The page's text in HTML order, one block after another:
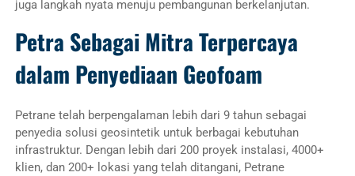
juga langkah nyata menuju pembangunan berkelanjutan.
Petra Sebagai Mitra Terpercaya
dalam Penyediaan Geofoam
Petrane telah berpengalaman lebih dari 9 tahun sebagai
penyedia solusi geosintetik untuk berbagai kebutuhan
infrastruktur. Dengan lebih dari 200 proyek instalasi, 4000+
klien, dan 200+ lokasi yang telah ditangani, Petrane